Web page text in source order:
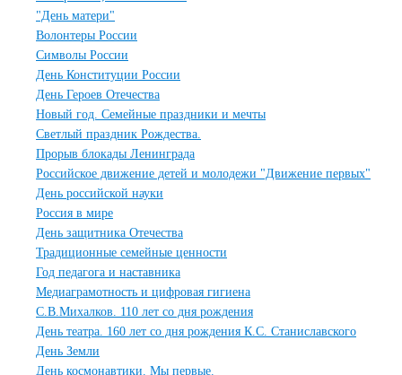
"День матери"
Волонтеры России
Символы России
День Конституции России
День Героев Отечества
Новый год. Семейные праздники и мечты
Светлый праздник Рождества.
Прорыв блокады Ленинграда
Российское движение детей и молодежи "Движение первых"
День российской науки
Россия в мире
День защитника Отечества
Традиционные семейные ценности
Год педагога и наставника
Медиаграмотность и цифровая гигиена
С.В.Михалков. 110 лет со дня рождения
День театра. 160 лет со дня рождения К.С. Станиславского
День Земли
День космонавтики. Мы первые.